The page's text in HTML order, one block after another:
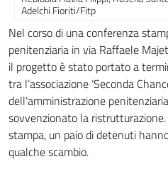
Adelchi Fioriti/Fitp
Nel corso di una conferenza
penitenziaria in via Raffaele
il progetto è stato portato a
tra l’associazione ‘Seconda
dell’amministrazione
sovvenzionato la
stampa, un paio di detenuti
qualche scambio.